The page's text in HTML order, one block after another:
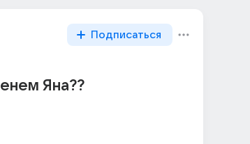
Подписаться
Яна??